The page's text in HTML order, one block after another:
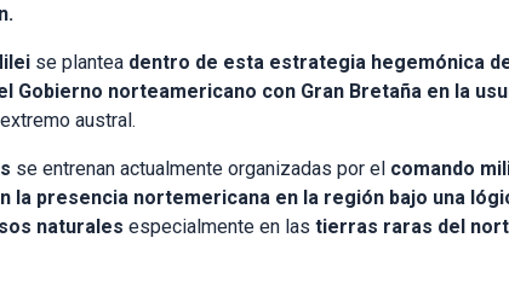
se plantea dentro de esta estrategia hegemónica
Gobierno norteamericano con Gran Bretaña en la
austral.
se entrenan actualmente organizadas por el comando
la presencia nortemericana en la región bajo una
naturales especialmente en las tierras raras del